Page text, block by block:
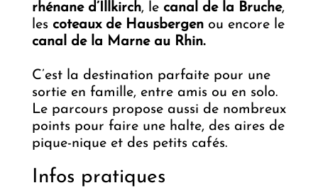
rhénane d’Illkirch, le canal de la Bruche,
les coteaux de Hausbergen ou encore le
canal de la Marne au Rhin.
C’est la destination parfaite pour une
sortie en famille, entre amis ou en solo.
Le parcours propose aussi de nombreux
points pour faire une halte, des aires de
pique-nique et des petits cafés.
Infos pratiques